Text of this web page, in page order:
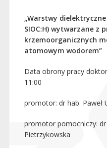
„Warstwy
SIOC:H) wytwarzane z
krzemoorganicznych
atomowym wodorem”
Data obrony pracy
11:00
promotor: dr hab. Paweł
promotor pomocniczy: dr
Pietrzykowska